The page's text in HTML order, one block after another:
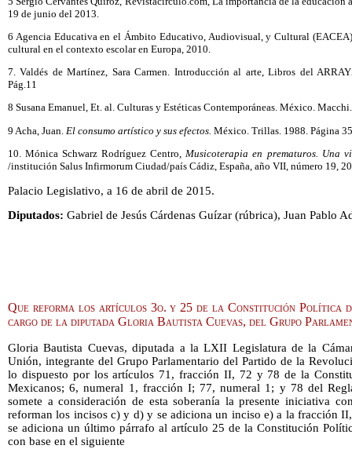
19 de junio del 2013.
6 Agencia Educativa en el Ámbito Educativo, Audiovisual, y Cultural
cultural en el contexto escolar en Europa, 2010.
7. Valdés de Martínez, Sara Carmen. Introducción al arte, Libros del
Pág.11
8 Susana Emanuel, Et. al. Culturas y Estéticas Contemporáneas. México.
9 Acha, Juan. El consumo artístico y sus efectos. México. Trillas. 1988. Página
10. Mónica Schwarz Rodríguez Centro,Musicoterapia en prematuros. Una
/institución Salus Infirmorum Ciudad/país Cádiz, España, año VII, número 19,
Palacio Legislativo, a 16 de abril de 2015.
Diputados: Gabriel de Jesús Cárdenas Guízar (rúbrica), Juan Pablo
Que reforma los artículos 3o. y 25 de la Constitución Política
cargo de la diputada Gloria Bautista Cuevas, del Grupo
Gloria Bautista Cuevas, diputada a la LXII Legislatura de la
Unión, integrante del Grupo Parlamentario del Partido de la
lo dispuesto por los artículos 71, fracción II, 72 y 78 de la
Mexicanos; 6, numeral 1, fracción I; 77, numeral 1; y 78 del
somete a consideración de esta soberanía la presente iniciativa
reforman los incisos c) y d) y se adiciona un inciso e) a la fracción
se adiciona un último párrafo al artículo 25 de la Constitución
con base en el siguiente